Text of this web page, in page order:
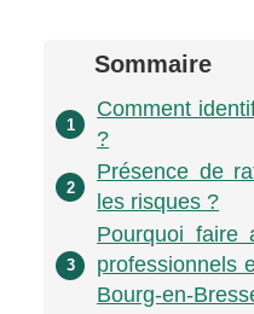
Sommaire
1
Comment
?
2
Présence de
les risques ?
3
Pourquoi faire
professionnels
Bourg-en-